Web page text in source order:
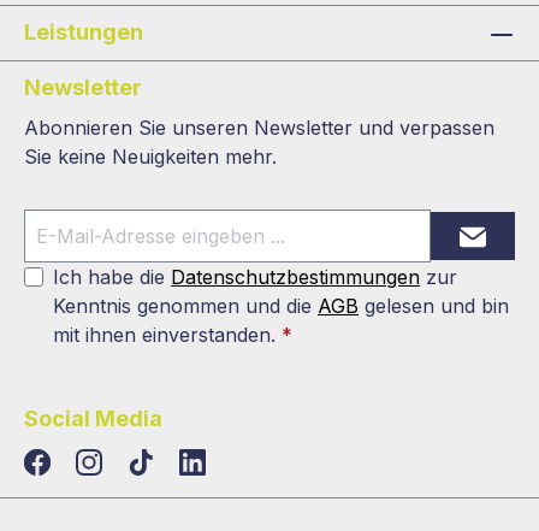
Leistungen
Newsletter
Abonnieren Sie unseren Newsletter und verpassen
Sie keine Neuigkeiten mehr.
Ich habe die Datenschutzbestimmungen zur
Kenntnis genommen und die AGB gelesen und bin
mit ihnen einverstanden. *
Social Media
TikTokLinkedIn